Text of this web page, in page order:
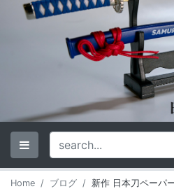
Home ブログ 新作 日本刀ペーパ